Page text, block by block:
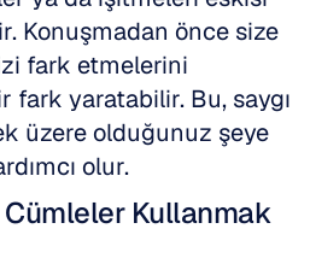
Konuşmadan önce size
fark etmelerini
yaratabilir. Bu, saygı
üzere olduğunuz şeye
olur.
Cümleler Kullanmak